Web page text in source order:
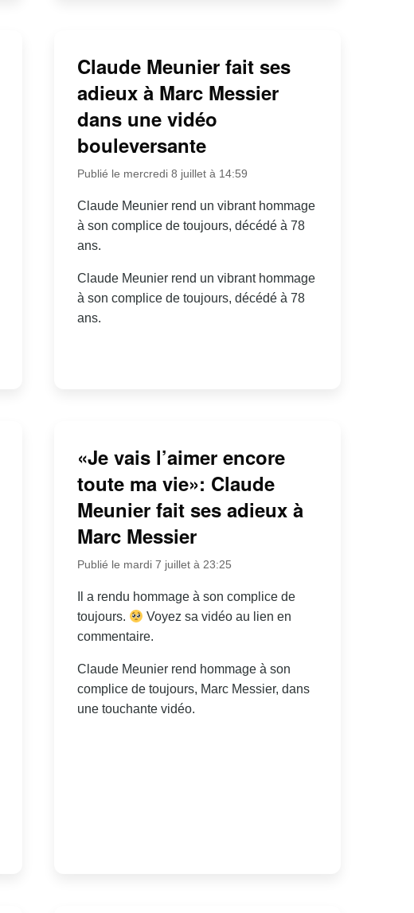
Claude Meunier fait ses
adieux à Marc Messier
dans une vidéo
bouleversante
Publié le mercredi 8 juillet à 14:59
Claude Meunier rend un vibrant hommage
à son complice de toujours, décédé à 78
ans.
Claude Meunier rend un vibrant hommage
à son complice de toujours, décédé à 78
ans.
«Je vais l’aimer encore
toute ma vie»: Claude
Meunier fait ses adieux à
Marc Messier
Publié le mardi 7 juillet à 23:25
Il a rendu hommage à son complice de
toujours.
Voyez sa vidéo au lien en
commentaire.
Claude Meunier rend hommage à son
complice de toujours, Marc Messier, dans
une touchante vidéo.